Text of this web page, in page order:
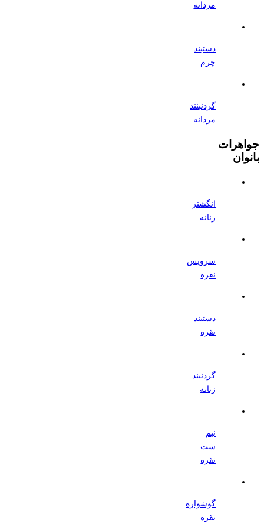
مردانه
دستبند
چرم
گردنبنند
مردانه
جواهرات
بانوان
انگشتر
زنانه
سرویس
نقره
دستبند
نقره
گردنبند
زنانه
نیم
ست
نقره
گوشواره
نقره